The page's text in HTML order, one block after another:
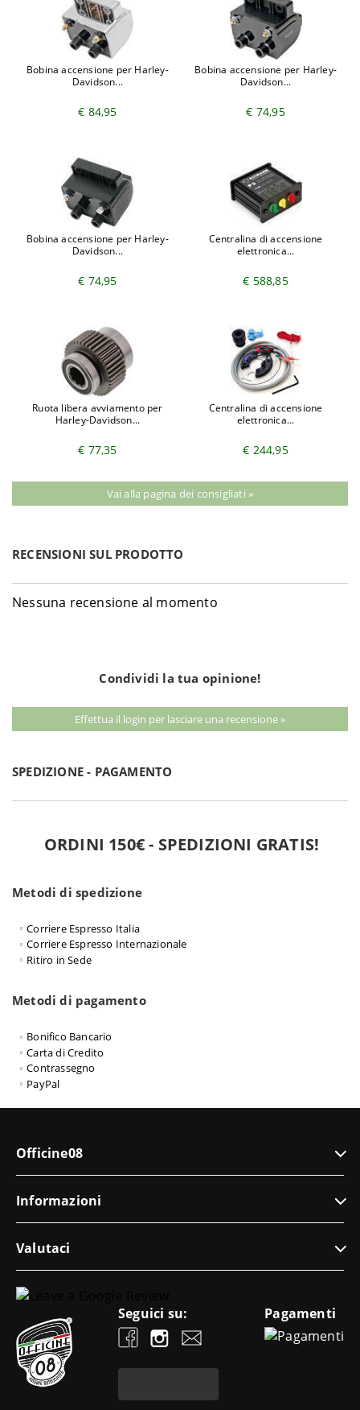
Bobina accensione per Harley-
Davidson...
€ 84,95
Bobina accensione per Harley-
Davidson...
€ 74,95
Bobina accensione per Harley-
Davidson...
€ 74,95
Centralina di accensione
elettronica...
€ 588,85
Ruota libera avviamento per
Harley-Davidson...
€ 77,35
Centralina di accensione
elettronica...
€ 244,95
Vai alla pagina dei consigliati »
RECENSIONI SUL PRODOTTO
Nessuna recensione al momento
Condividi la tua opinione!
Effettua il login per lasciare una recensione »
SPEDIZIONE - PAGAMENTO
ORDINI 150€ - SPEDIZIONI GRATIS!
Metodi di spedizione
Corriere Espresso Italia
Corriere Espresso Internazionale
Ritiro in Sede
Metodi di pagamento
Bonifico Bancario
Carta di Credito
Contrassegno
PayPal
Officine08
Informazioni
Valutaci
Seguici su: Pagamenti